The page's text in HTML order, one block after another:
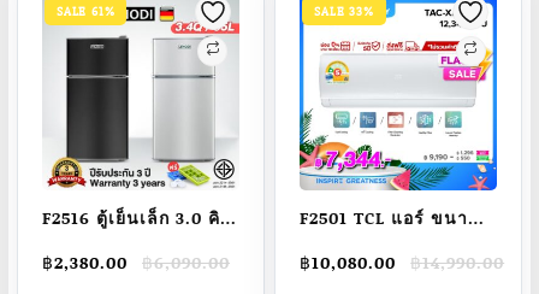
SALE 61%
F2516 ตู้เย็นเล็ก 3.0 คิว
ขนาดเล็ก ตู้เย็นมินิ ตู้
฿6,090.00
Original
฿2,380.00
Current
SALE 33%
F2501 TCL แอร์ ขนาด
Inverter เครื่องปรับ
฿14,990.00
Original
฿10,080.00
Current